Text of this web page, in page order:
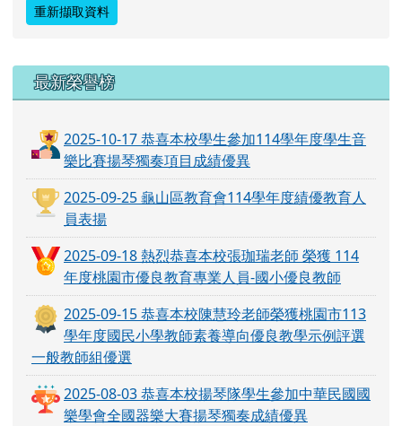
重新擷取資料
最新榮譽榜
2025-10-17 恭喜本校學生參加114學年度學生音
樂比賽揚琴獨奏項目成績優異
2025-09-25 龜山區教育會114學年度績優教育人
員表揚
2025-09-18 熱烈恭喜本校張珈瑞老師 榮獲 114
年度桃園市優良教育專業人員-國小優良教師
2025-09-15 恭喜本校陳慧玲老師榮獲桃園市113
學年度國民小學教師素養導向優良教學示例評選
一般教師組優選
2025-08-03 恭喜本校揚琴隊學生參加中華民國國
樂學會全國器樂大賽揚琴獨奏成績優異